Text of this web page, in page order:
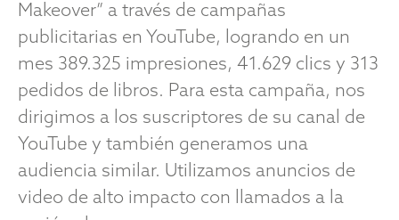
Makeover” a través de campañas
publicitarias en YouTube, logrando en un
mes 389.325 impresiones, 41.629 clics y 313
pedidos de libros. Para esta campaña, nos
dirigimos a los suscriptores de su canal de
YouTube y también generamos una
audiencia similar. Utilizamos anuncios de
video de alto impacto con llamados a la